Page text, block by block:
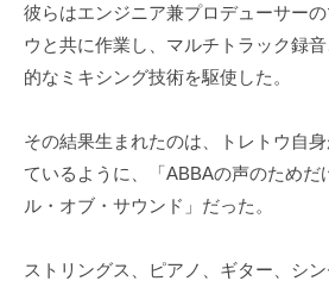
彼らはエンジニア兼プロデューサー
ウと共に作業し、マルチトラック録
的なミキシング技術を駆使した。
その結果生まれたのは、トレトウ自
ているように、「ABBAの声のためだ
ル・オブ・サウンド」だった。
ストリングス、ピアノ、ギター、シ